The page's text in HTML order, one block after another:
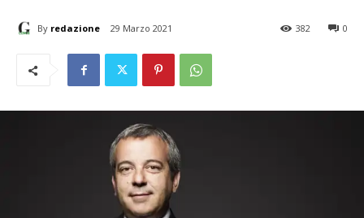
By redazione 29 Marzo 2021 0
382